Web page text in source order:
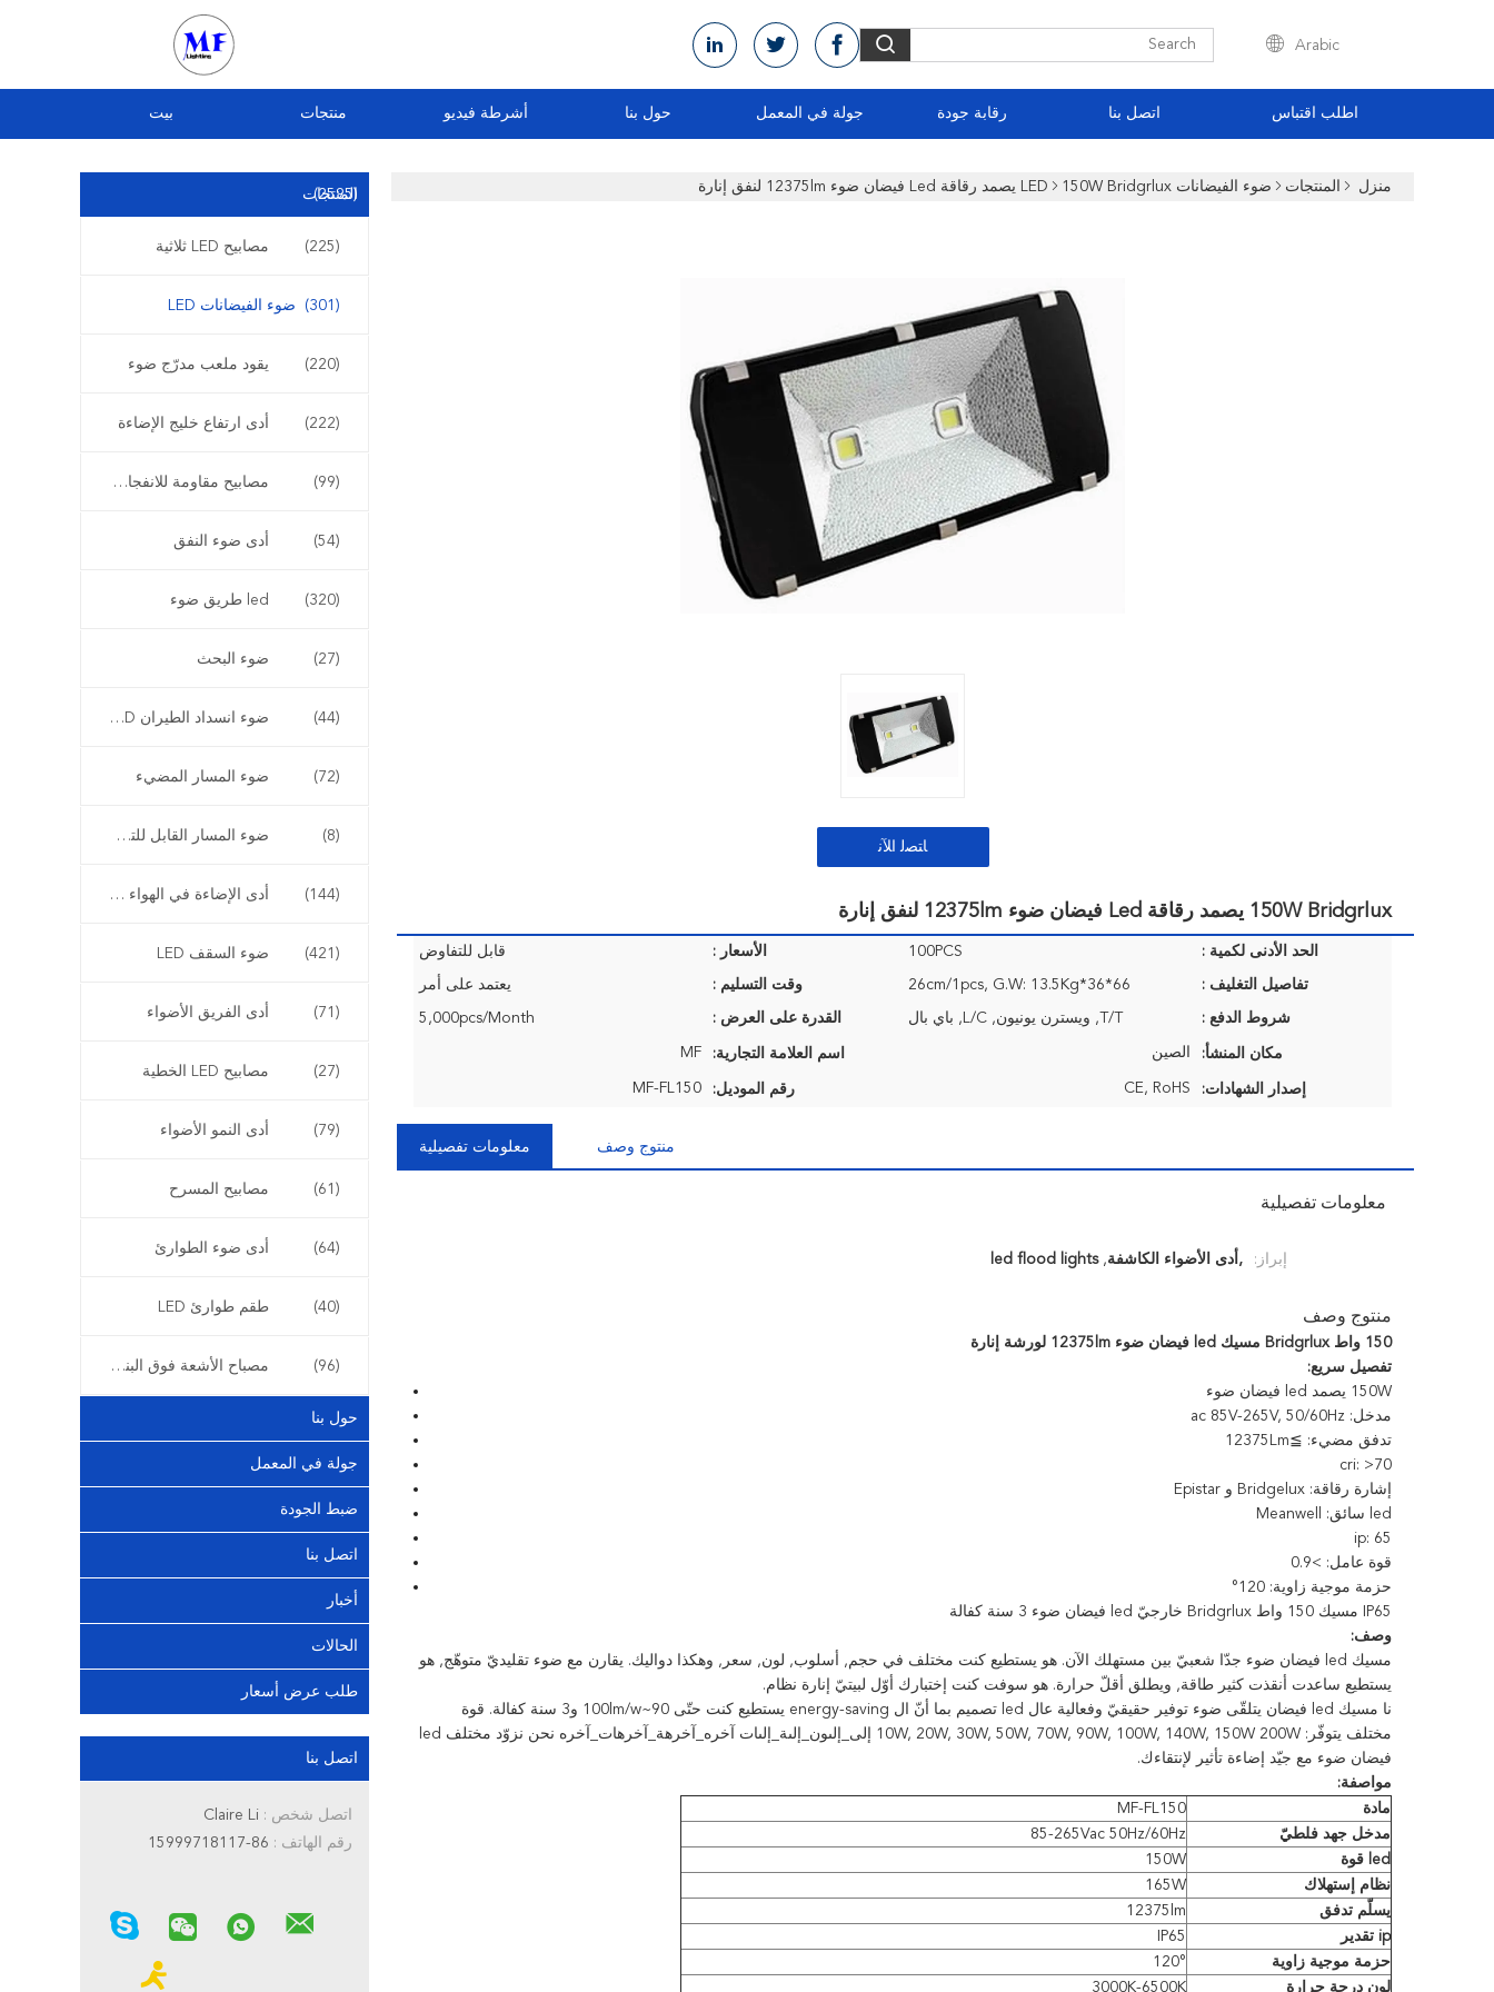
Arabic
بيت منتجات أشرطة فيديو حول بنا جولة في المعمل رقابة جودة اتصل بنا اطلب اقتباس
المنتجات(2595)
مصابيح LED ثلاثية (225)
ضوء الفيضانات LED (301)
يقود ملعب مدرّج ضوء (220)
أدى ارتفاع خليج الإضاءة (222)
مصابيح مقاومة للانفجار LED (99)
أدى ضوء النفق (54)
led طريق ضوء (320)
ضوء البحث (27)
ضوء انسداد الطيران LED (44)
ضوء المسار المضيء (72)
ضوء المسار القابل للتشكيل (8)
أدى الإضاءة في الهواء الطلق في المناظر الطبيعية (144)
ضوء السقف LED (421)
أدى الفريق الأضواء (71)
مصابيح LED الخطية (27)
أدى النمو الأضواء (79)
مصابيح المسرح (61)
أدى ضوء الطوارئ (64)
طقم طوارئ LED (40)
مصباح الأشعة فوق البنفسجية LED (96)
حول بنا
جولة في المعمل
ضبط الجودة
اتصل بنا
أخبار
الحالات
طلب عرض أسعار
اتصل بنا
اتصل شخص :
رقم الهاتف :
منزل المنتجات ضوء الفيضانات LED 150W Bridgrlux يصمد رقاقة Led فيضان ضوء 12375lm لنفق إنارة
ﺎﺘﺼﻟ ﺍﻶﻧ
150W Bridgrlux يصمد رقاقة Led فيضان ضوء 12375lm لنفق إنارة
الحد الأدنى لكمية : 100PCS الأسعار : قابل للتفاوض
تفاصيل التغليف : 66*36*26cm/1pcs, G.W: 13.5Kg وقت التسليم : يعتمد على أمر
شروط الدفع : T/T, ويسترن يونيون, L/C, باي بال القدرة على العرض : 5,000pcs/Month
مكان المنشأ: الصين اسم العلامة التجارية: MF
إصدار الشهادات: CE, RoHS رقم الموديل: MF-FL150
معلومات تفصيلية منتوج وصف
معلومات تفصيلية
إبراز: ,أدى الأضواء الكاشفة,
led flood lights
منتوج وصف
150 واط Bridgrlux مسيك led فيضان ضوء 12375lm لورشة إنارة
تفصيل سريع:
150W يصمد led فيضان ضوء
مدخل: ac 85V-265V, 50/60Hz
تدفق مضيء: ≧12375Lm
cri: >70
إشارة رقاقة: Bridgelux و Epistar
led سائق: Meanwell
ip: 65
قوة عامل: >0.9
حزمة موجية زاوية: 120°
IP65 مسيك 150 واط Bridgrlux خارجيّ led فيضان ضوء 3 سنة كفالة
وصف:
مسيك led فيضان ضوء جدّا شعبيّ بين مستهلك الآن. هو يستطيع كنت مختلف في حجم, أسلوب, لون, سعر, وهكذا دواليك. يقارن مع ضوء تقليديّ متوهّج, هو
يستطيع ساعدت أنقذت كثير طاقة, ويطلق أقلّ حرارة. هو سوفت كنت إختبارك أوّل لبيتيّ إنارة نظام.
نا مسيك led فيضان يتلقّى ضوء توفير حقيقيّ وفعالية عال led تصميم بما أنّ ال energy-saving يستطيع كنت حتّى 90~100lm/w و3 سنة كفالة. قوة
مختلف يتوفّر: 10W, 20W, 30W, 50W, 70W, 90W, 100W, 140W, 150W 200W إلى_إلىون_إلىة_إلىات آخره_آخرهة_آخرهات_آخره نحن نزوّد مختلف led
فيضان ضوء مع جيّد إضاءة تأثير لإنتقاءك.
مواصفة:
مادة
MF-FL150
مدخل جهد فلطيّ
85-265Vac 50Hz/60Hz
led قوة
150W
نظام إستهلاك
165W
يسلّم تدفق
12375lm
ip تقدير
IP65
حزمة موجية زاوية
120°
لون درجة حرارة
3000K-6500K